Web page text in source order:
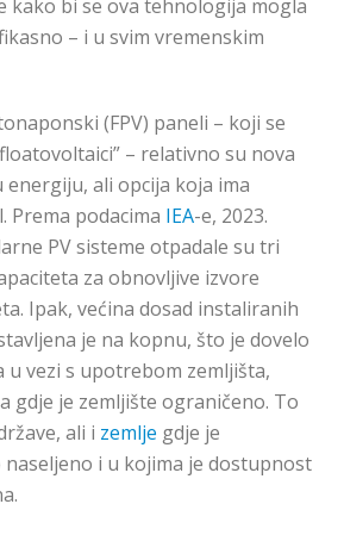
kako bi se ova tehnologija mogla
– i u svim vremenskim
(FPV) paneli – koji se
– relativno su nova
ali opcija koja ima
Prema podacima IEA-e, 2023.
PV sisteme otpadale su tri
za obnovljive izvore
Ipak, većina dosad instaliranih
je na kopnu, što je dovelo
vezi s upotrebom zemljišta,
gdje je zemljište ograničeno. To
ali i zemlje gdje je
i u kojima je dostupnost